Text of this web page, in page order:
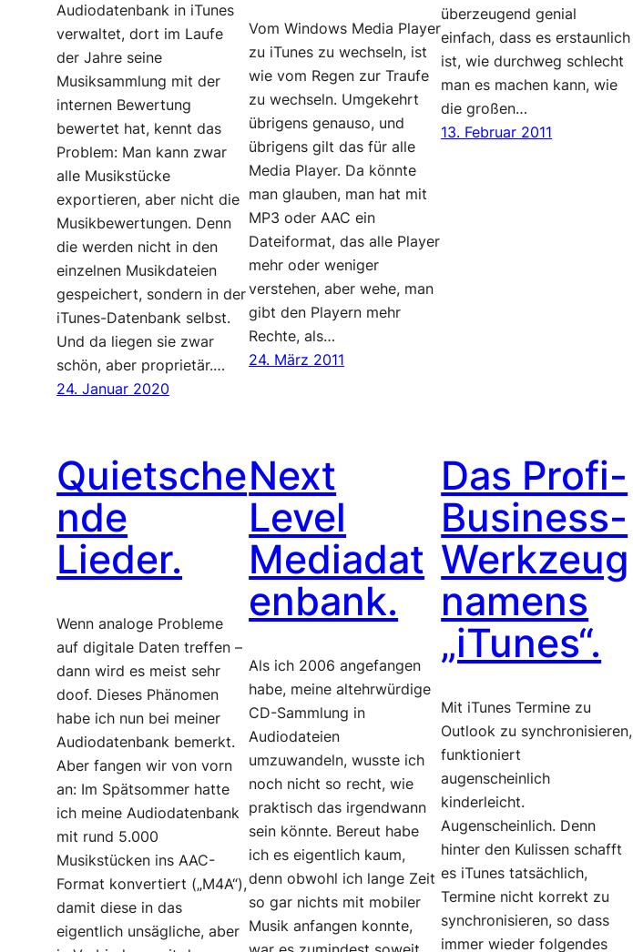
Audiodatenbank in iTunes
verwaltet, dort im Laufe
der Jahre seine
Musiksammlung mit der
internen Bewertung
bewertet hat, kennt das
Problem: Man kann zwar
alle Musikstücke
exportieren, aber nicht die
Musikbewertungen. Denn
die werden nicht in den
einzelnen Musikdateien
gespeichert, sondern in der
iTunes-Datenbank selbst.
Und da liegen sie zwar
schön, aber proprietär.…
24. Januar 2020
Vom Windows Media Player
zu iTunes zu wechseln, ist
wie vom Regen zur Traufe
zu wechseln. Umgekehrt
übrigens genauso, und
übrigens gilt das für alle
Media Player. Da könnte
man glauben, man hat mit
MP3 oder AAC ein
Dateiformat, das alle Player
mehr oder weniger
verstehen, aber wehe, man
gibt den Playern mehr
Rechte, als…
24. März 2011
überzeugend genial
einfach, dass es erstaunlich
ist, wie durchweg schlecht
man es machen kann, wie
die großen…
13. Februar 2011
Quietsche
nde
Lieder.
Wenn analoge Probleme
auf digitale Daten treffen –
dann wird es meist sehr
doof. Dieses Phänomen
habe ich nun bei meiner
Audiodatenbank bemerkt.
Aber fangen wir von vorn
an: Im Spätsommer hatte
ich meine Audiodatenbank
mit rund 5.000
Musikstücken ins AAC-
Format konvertiert („M4A“),
damit diese in das
eigentlich unsägliche, aber
Next
Level
Mediadat
enbank.
Als ich 2006 angefangen
habe, meine altehrwürdige
CD-Sammlung in
Audiodateien
umzuwandeln, wusste ich
noch nicht so recht, wie
praktisch das irgendwann
sein könnte. Bereut habe
ich es eigentlich kaum,
denn obwohl ich lange Zeit
so gar nichts mit mobiler
Musik anfangen konnte,
Das Profi-
Business-
Werkzeug
namens
„iTunes“.
Mit iTunes Termine zu
Outlook zu synchronisieren,
funktioniert
augenscheinlich
kinderleicht.
Augenscheinlich. Denn
hinter den Kulissen schafft
es iTunes tatsächlich,
Termine nicht korrekt zu
synchronisieren, so dass
immer wieder folgendes